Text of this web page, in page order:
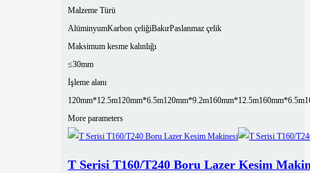
Malzeme Türü
AlüminyumKarbon çeliğiBakırPaslanmaz çelik
Maksimum kesme kalınlığı
≤30mm
İşleme alanı
120mm*12.5m120mm*6.5m120mm*9.2m160mm*12.5m160mm*6.5m
More parameters
T Serisi T160/T240 Boru Lazer Kesim